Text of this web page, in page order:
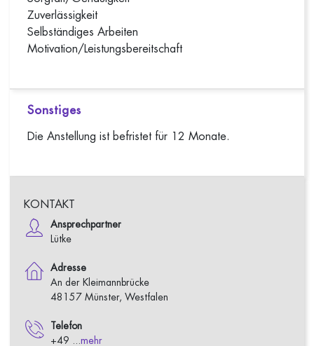
Zuverlässigkeit
Selbständiges Arbeiten
Motivation/Leistungsbereitschaft
Sonstiges
Die Anstellung ist befristet für 12 Monate.
KONTAKT
Ansprechpartner
Lütke
Adresse
An der Kleimannbrücke
48157 Münster, Westfalen
Telefon
+49 ... mehr